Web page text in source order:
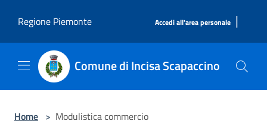
Regione Piemonte
Accedi all'area personale |
Comune di Incisa Scapaccino
Home > Modulistica commercio